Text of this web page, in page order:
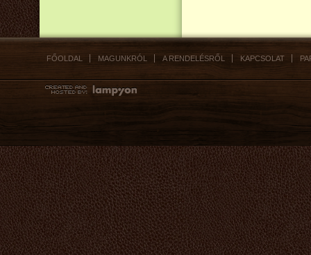
FŐOLDAL MAGUNKRÓL A RENDELÉSRŐL KAPCSOLAT